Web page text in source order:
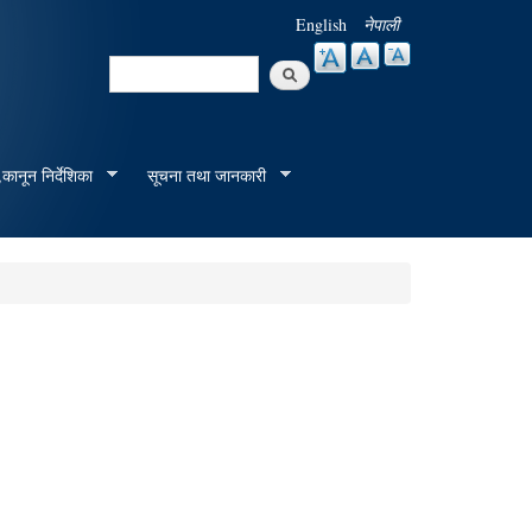
English नेपाली
Search
निर्देशिका
सूचना तथा जानकारी